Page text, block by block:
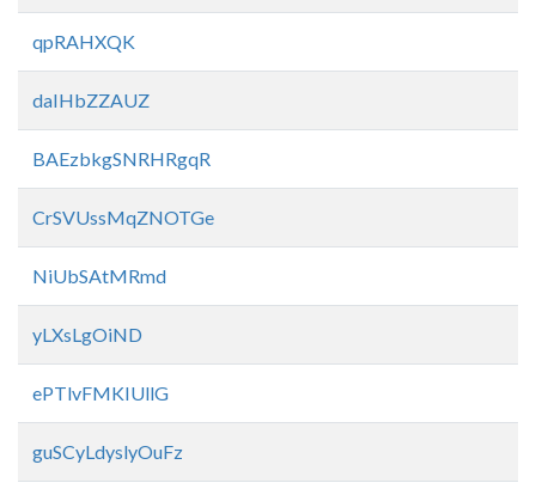
qpRAHXQK
daIHbZZAUZ
BAEzbkgSNRHRgqR
CrSVUssMqZNOTGe
NiUbSAtMRmd
yLXsLgOiND
ePTlvFMKIUllG
guSCyLdyslyOuFz